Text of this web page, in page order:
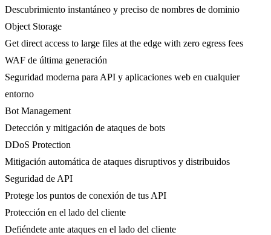
Descubrimiento instantáneo y preciso de nombres de dominio
Object Storage
Get direct access to large files at the edge with zero egress fees
WAF de última generación
Seguridad moderna para API y aplicaciones web en cualquier
entorno
Bot Management
Detección y mitigación de ataques de bots
DDoS Protection
Mitigación automática de ataques disruptivos y distribuidos
Seguridad de API
Protege los puntos de conexión de tus API
Protección en el lado del cliente
Defiéndete ante ataques en el lado del cliente